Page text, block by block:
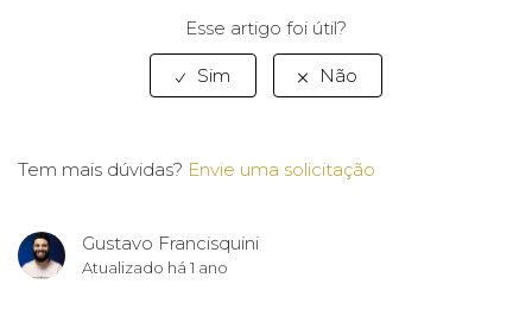
Esse artigo foi útil?
Tem mais dúvidas? Envie uma solicitação
Gustavo Francisquini
Atualizado há 1 ano